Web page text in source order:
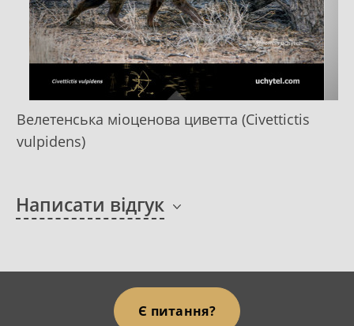
Велетенська міоценова циветта (Civettictis
vulpidens)
Написати відгук
Є питання?